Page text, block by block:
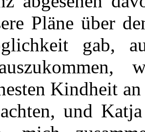
Pläne über
gab,
Kindheit
und